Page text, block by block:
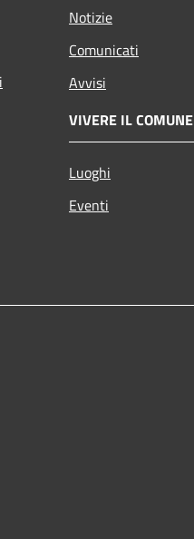
Notizie
Comunicati
Avvisi
VIVERE IL COMUNE
Luoghi
Eventi